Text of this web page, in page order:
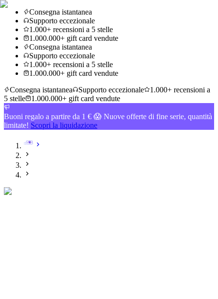
Consegna istantanea
Supporto eccezionale
1.000+ recensioni a 5 stelle
1.000.000+ gift card vendute
Consegna istantanea
Supporto eccezionale
1.000+ recensioni a 5 stelle
1.000.000+ gift card vendute
Consegna istantanea
Supporto eccezionale
1.000+ recensioni a
5 stelle
1.000.000+ gift card vendute
Buoni regalo a partire da 1 € 😱 Nuove offerte di fine serie, quantità
limitate! Scopri la liquidazione